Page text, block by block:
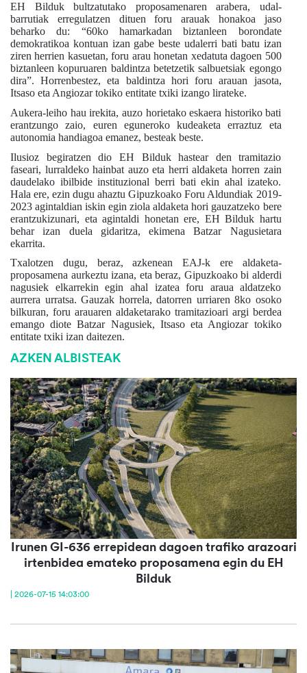
EH Bilduk bultzatutako proposamenaren arabera, udal-
barrutiak erregulatzen dituen foru arauak honakoa jaso
beharko du: “60ko hamarkadan biztanleen borondate
demokratikoa kontuan izan gabe beste udalerri bati batu izan
ziren herrien kasuetan, foru arau honetan xedatuta dagoen 500
biztanleen kopuruaren baldintza betetzetik salbuetsiak egongo
dira”. Horrenbestez, eta baldintza hori foru arauan jasota,
Itsaso eta Angiozar tokiko entitate txiki izango lirateke.
Aukera-leiho hau irekita, auzo horietako eskaera historiko bati
erantzungo zaio, euren eguneroko kudeaketa erraztuz eta
autonomia handiagoa emanez, besteak beste.
Ilusioz begiratzen dio EH Bilduk hastear den tramitazio
faseari, lurraldeko hainbat auzo eta herri aldaketa horren zain
daudelako ibilbide instituzional berri bati ekin ahal izateko.
Hala ere, ezin dugu ahaztu Gipuzkoako Foru Aldundiak 2019-
2023 agintaldian iskin egin ziola aldaketa hori gauzatzeko bere
erantzukizunari, eta agintaldi honetan ere, EH Bilduk hartu
behar izan duela gidaritza, ekimena Batzar Nagusietara
ekarrita.
Txalotzen dugu, beraz, azkenean EAJ-k ere aldaketa-
proposamena aurkeztu izana, eta beraz, Gipuzkoako bi alderdi
nagusiek elkarrekin egin ahal izatea foru araua aldatzeko
aurrera urratsa. Gauzak horrela, datorren urriaren 8ko osoko
bilkuran, foru arauaren aldaketarako tramitazioari argi berdea
emango diote Batzar Nagusiek, Itsaso eta Angiozar tokiko
entitate txiki izan daitezen.
AZKEN ALBISTEAK
Irunen GI-636 errepidean dagoen trafiko arazoari
irtenbidea emateko proposamena egin du EH
Bilduk
| 2026-07-15 14:03:00